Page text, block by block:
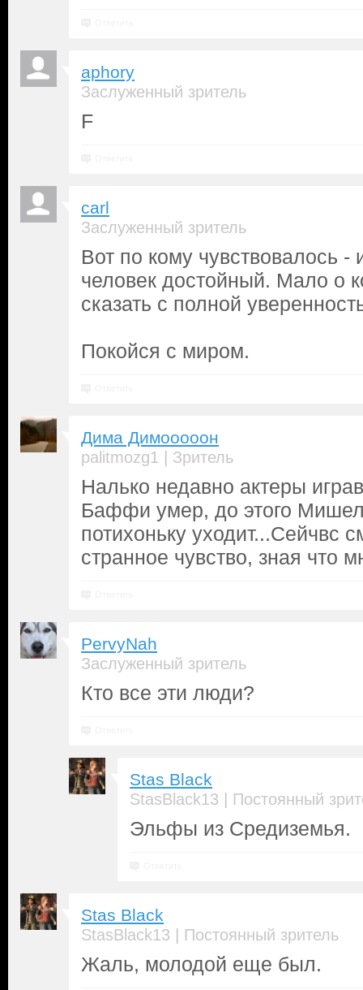
aphory
Заслуженный зритель
F
carl
Заслуженный зритель
Вот по кому чувствовалось -
человек достойный. Мало о
сказать с полной
Покойся с миром.
Дима Димооооон
palitmozg1 | Зритель
Налько недавно актеры
Баффи умер, до этого
потихоньку уходит...Сейчвс
странное чувство, зная что
PervyNah
Заслуженный зритель
Кто все эти люди?
Stas Black
StasBlack13 | Постоянный
Эльфы из Средиземья.
Stas Black
StasBlack13 | Постоянный зритель
Жаль, молодой еще был.